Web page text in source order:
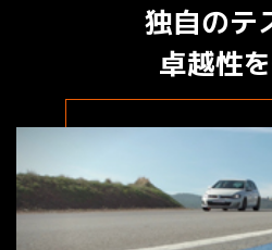
独自のテ
卓越性